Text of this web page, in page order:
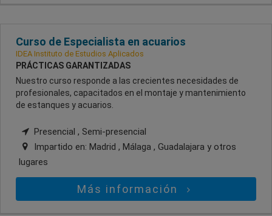
Curso de Especialista en acuarios
IDEA Instituto de Estudios Aplicados
PRÁCTICAS GARANTIZADAS
Nuestro curso responde a las crecientes necesidades de
profesionales, capacitados en el montaje y mantenimiento
de estanques y acuarios.
Presencial , Semi-presencial
Impartido en: Madrid , Málaga , Guadalajara y otros
lugares
Más información